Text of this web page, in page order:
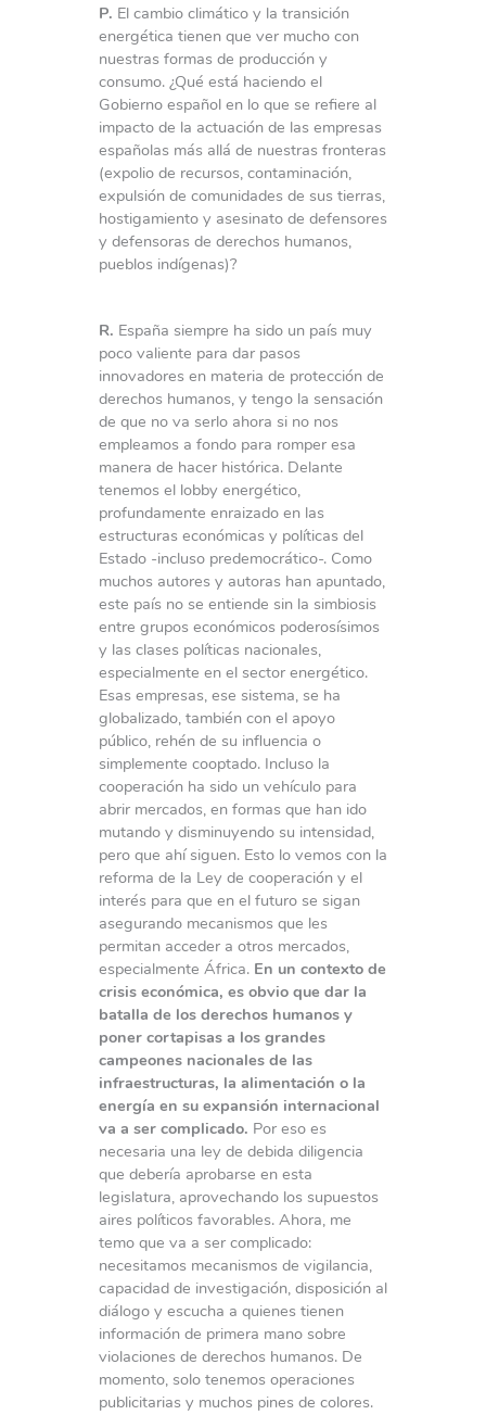
P. El cambio climático y la transición
energética tienen que ver mucho con
nuestras formas de producción y
consumo. ¿Qué está haciendo el
Gobierno español en lo que se refiere al
impacto de la actuación de las empresas
españolas más allá de nuestras fronteras
(expolio de recursos, contaminación,
expulsión de comunidades de sus tierras,
hostigamiento y asesinato de defensores
y defensoras de derechos humanos,
pueblos indígenas)?
R. España siempre ha sido un país muy
poco valiente para dar pasos
innovadores en materia de protección de
derechos humanos, y tengo la sensación
de que no va serlo ahora si no nos
empleamos a fondo para romper esa
manera de hacer histórica. Delante
tenemos el lobby energético,
profundamente enraizado en las
estructuras económicas y políticas del
Estado -incluso predemocrático-. Como
muchos autores y autoras han apuntado,
este país no se entiende sin la simbiosis
entre grupos económicos poderosísimos
y las clases políticas nacionales,
especialmente en el sector energético.
Esas empresas, ese sistema, se ha
globalizado, también con el apoyo
público, rehén de su influencia o
simplemente cooptado. Incluso la
cooperación ha sido un vehículo para
abrir mercados, en formas que han ido
mutando y disminuyendo su intensidad,
pero que ahí siguen. Esto lo vemos con la
reforma de la Ley de cooperación y el
interés para que en el futuro se sigan
asegurando mecanismos que les
permitan acceder a otros mercados,
especialmente África. En un contexto de
crisis económica, es obvio que dar la
batalla de los derechos humanos y
poner cortapisas a los grandes
campeones nacionales de las
infraestructuras, la alimentación o la
energía en su expansión internacional
va a ser complicado. Por eso es
necesaria una ley de debida diligencia
que debería aprobarse en esta
legislatura, aprovechando los supuestos
aires políticos favorables. Ahora, me
temo que va a ser complicado:
necesitamos mecanismos de vigilancia,
capacidad de investigación, disposición al
diálogo y escucha a quienes tienen
información de primera mano sobre
violaciones de derechos humanos. De
momento, solo tenemos operaciones
publicitarias y muchos pines de colores.